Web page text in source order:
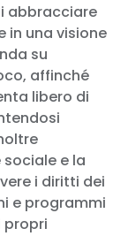
abbracciare
in una visione
su
affinché
libero di
e la
i diritti dei
e programmi
propri